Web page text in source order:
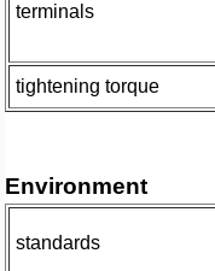
terminals
tightening torque
Environment
standards